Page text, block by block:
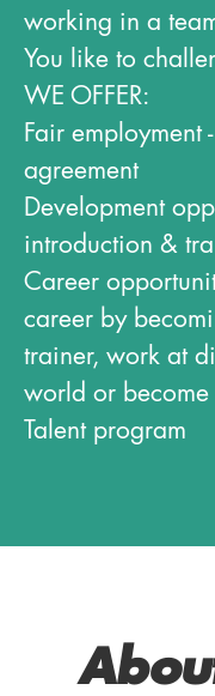
working in a
You like to
WE OFFER:
Fair
agreement
Development
introduction &
Career
career by
trainer, work at
world or become
Talent program